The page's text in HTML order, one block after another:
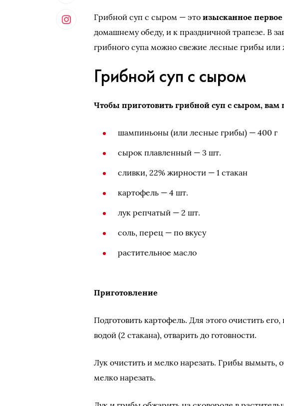
Грибной суп с сыром — этоизысканное
домашнему обеду, и к праздничной трапезе. В
грибного супа можно свежие лесные грибы
Грибной суп с сыром
Чтобы приготовить грибной суп с сыром, вам
шампиньоны (или лесные грибы) — 400 г
сырок плавленный — 3 шт.
сливки, 22% жирности — 1 стакан
картофель — 4 шт.
лук репчатый — 2 шт.
соль, перец — по вкусу
растительное масло
Приготовление
Подготовить картофель. Для этого очистить
водой (2 стакана), отварить до готовности.
Лук очистить и мелко нарезать. Грибы вымыть,
мелко нарезать.